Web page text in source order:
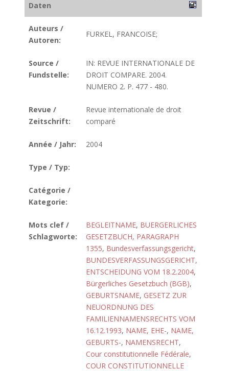
Daten
Auteurs /
Autoren:
FURKEL, FRANCOISE;
Source /
Fundstelle:
IN: REVUE INTERNATIONALE DE
DROIT COMPARE. 2004.
NUMERO 2. P. 477 - 480.
Revue /
Zeitschrift:
Revue internationale de droit
comparé
Année / Jahr: 2004
Type / Typ:
Catégorie /
Kategorie:
Mots clef /
Schlagworte:
BEGLEITNAME, BUERGERLICHES
GESETZBUCH, PARAGRAPH
1355, Bundesverfassungsgericht,
BUNDESVERFASSUNGSGERICHT,
ENTSCHEIDUNG VOM 18.2.2004,
Bürgerliches Gesetzbuch (BGB),
GEBURTSNAME, GESETZ ZUR
NEUORDNUNG DES
FAMILIENNAMENSRECHTS VOM
16.12.1993, NAME, EHE-, NAME,
GEBURTS-, NAMENSRECHT,
Cour constitutionnelle Fédérale,
COUR CONSTITUTIONNELLE